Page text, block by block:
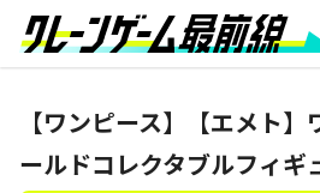
【ワンピース】【エメト
ールドコレクタブルフィギ